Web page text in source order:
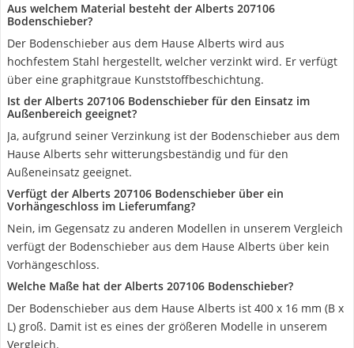
Aus welchem Material besteht der Alberts 207106
Bodenschieber?
Der Bodenschieber aus dem Hause Alberts wird aus
hochfestem Stahl hergestellt, welcher verzinkt wird. Er verfügt
über eine graphitgraue Kunststoffbeschichtung.
Ist der Alberts 207106 Bodenschieber für den Einsatz im
Außenbereich geeignet?
Ja, aufgrund seiner Verzinkung ist der Bodenschieber aus dem
Hause Alberts sehr witterungsbeständig und für den
Außeneinsatz geeignet.
Verfügt der Alberts 207106 Bodenschieber über ein
Vorhängeschloss im Lieferumfang?
Nein, im Gegensatz zu anderen Modellen in unserem Vergleich
verfügt der Bodenschieber aus dem Hause Alberts über kein
Vorhängeschloss.
Welche Maße hat der Alberts 207106 Bodenschieber?
Der Bodenschieber aus dem Hause Alberts ist 400 x 16 mm (B x
L) groß. Damit ist es eines der größeren Modelle in unserem
Vergleich.